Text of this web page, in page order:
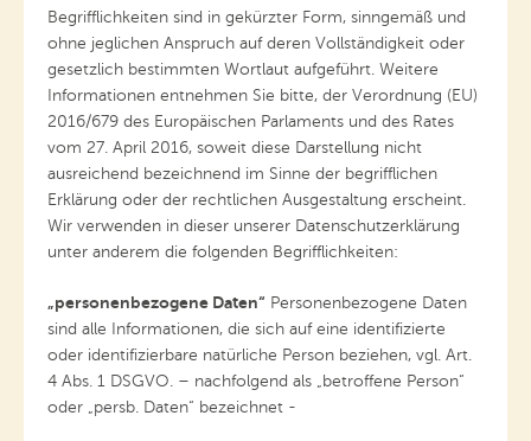
Begrifflichkeiten sind in gekürzter Form, sinngemäß und
ohne jeglichen Anspruch auf deren Vollständigkeit oder
gesetzlich bestimmten Wortlaut aufgeführt. Weitere
Informationen entnehmen Sie bitte, der Verordnung (EU)
2016/679 des Europäischen Parlaments und des Rates
vom 27. April 2016, soweit diese Darstellung nicht
ausreichend bezeichnend im Sinne der begrifflichen
Erklärung oder der rechtlichen Ausgestaltung erscheint.
Wir verwenden in dieser unserer Datenschutzerklärung
unter anderem die folgenden Begrifflichkeiten:
„personenbezogene Daten“ Personenbezogene Daten
sind alle Informationen, die sich auf eine identifizierte
oder identifizierbare natürliche Person beziehen, vgl. Art.
4 Abs. 1 DSGVO. – nachfolgend als „betroffene Person“
oder „persb. Daten“ bezeichnet -